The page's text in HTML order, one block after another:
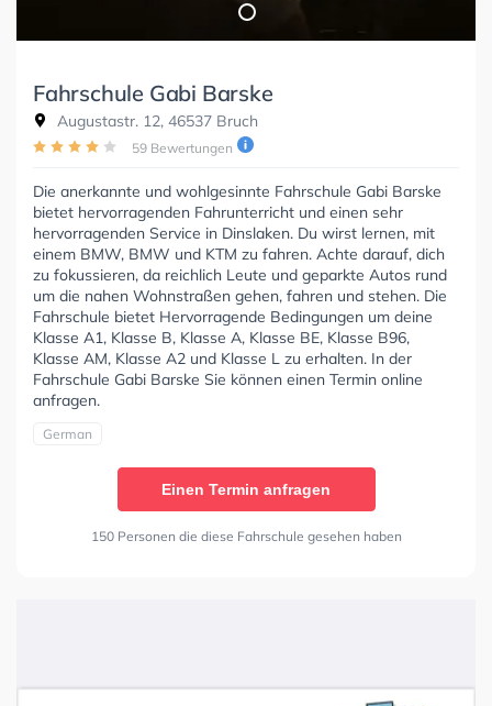
Fahrschule Gabi Barske
Augustastr. 12, 46537 Bruch
59 Bewertungen
Die anerkannte und wohlgesinnte Fahrschule Gabi Barske
bietet hervorragenden Fahrunterricht und einen sehr
hervorragenden Service in Dinslaken. Du wirst lernen, mit
einem BMW, BMW und KTM zu fahren. Achte darauf, dich
zu fokussieren, da reichlich Leute und geparkte Autos rund
um die nahen Wohnstraßen gehen, fahren und stehen. Die
Fahrschule bietet Hervorragende Bedingungen um deine
Klasse A1, Klasse B, Klasse A, Klasse BE, Klasse B96,
Klasse AM, Klasse A2 und Klasse L zu erhalten. In der
Fahrschule Gabi Barske Sie können einen Termin online
anfragen.
German
Einen Termin anfragen
150 Personen die diese Fahrschule gesehen haben